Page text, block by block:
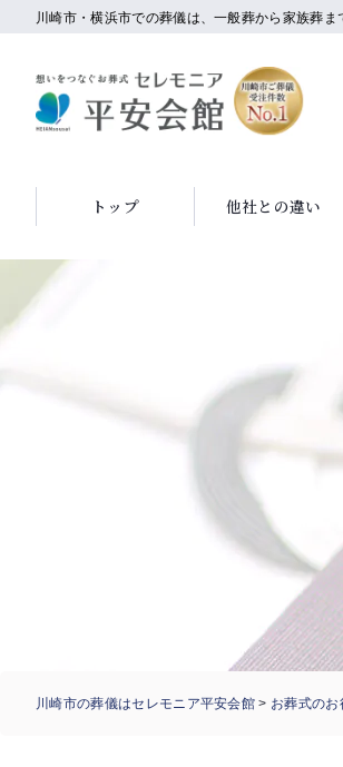
川崎市・横浜市での葬儀は、一般葬から家族葬
トップ 他社との違い
川崎市の葬儀はセレモニア平安会館 > お葬式のお